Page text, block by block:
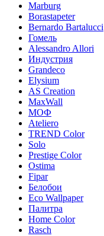
Marburg
Borastapeter
Bernardo Bartalucci
Гомель
Alessandro Allori
Индустрия
Grandeco
Elysium
AS Creation
MaxWall
МОФ
Ateliero
TREND Color
Solo
Prestige Color
Ostima
Fipar
Белобои
Eco Wallpaper
Палитра
Home Color
Rasch